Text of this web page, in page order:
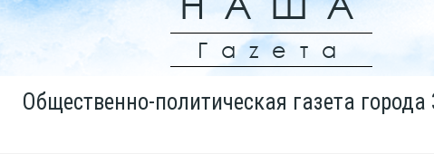
Гаzета
Общественно-политическая газета города